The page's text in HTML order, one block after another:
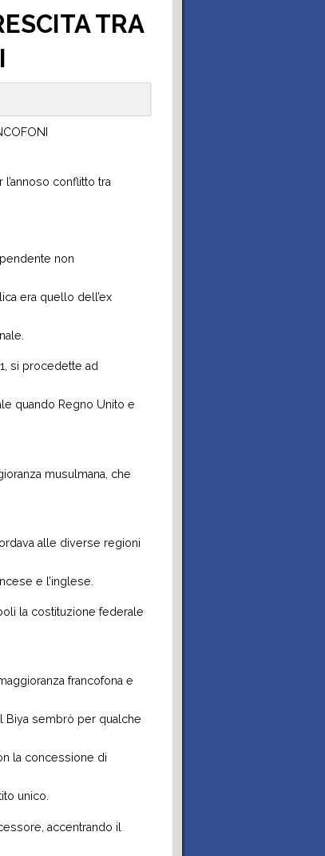
TRA
conflitto tra
non
era quello dell’ex
si procedette ad
quando Regno Unito e
musulmana, che
alle diverse regioni
e l’inglese.
la costituzione federale
francofona e
Biya sembrò per qualche
la concessione di
unico.
accentrando il